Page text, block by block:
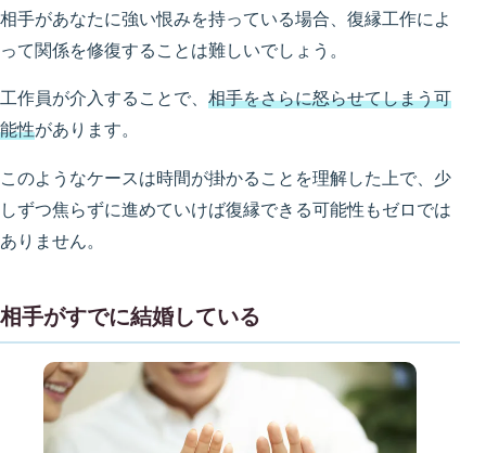
相手があなたに強い恨みを持っている場合、復縁工作によ
って関係を修復することは難しいでしょう。
工作員が介入することで、 相手をさらに怒らせてしまう可
能性があります。
このようなケースは時間が掛かることを理解した上で、少
しずつ焦らずに進めていけば復縁できる可能性もゼロでは
ありません。
相手がすでに結婚している